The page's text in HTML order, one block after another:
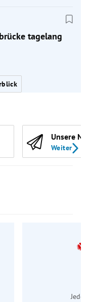
tagelang
Unsere
Weiter